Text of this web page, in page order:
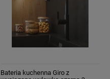
Bateria kuchenna Giro z